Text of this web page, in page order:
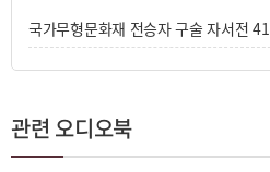
용순 // 아따~ 오늘 소고치시는
최소심 // 친정인 덕병서 맨 그
들은 농악을 잘 칭께.
님은 멋쟁이여.
박윤자 // 선생님이 머리에 하얀
가 맥히지라.
국가무형문화재 전승자 구술 자서전
관련 오디오북